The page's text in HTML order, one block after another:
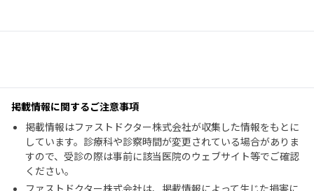
掲載情報に関するご注意事項
掲載情報はファストドクター株式会社が収集した情報をもとに
しています。診療科や診察時間が変更されている場合がありま
すので、受診の際は事前に該当医院のウェブサイト等でご確認
ください。
ファストドクター株式会社は、掲載情報によって生じた損害に